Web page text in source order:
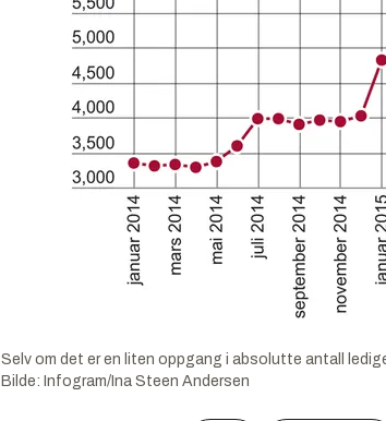
Selv om det er en liten oppgang i absolutte antall
Bilde: Infogram/Ina Steen Andersen